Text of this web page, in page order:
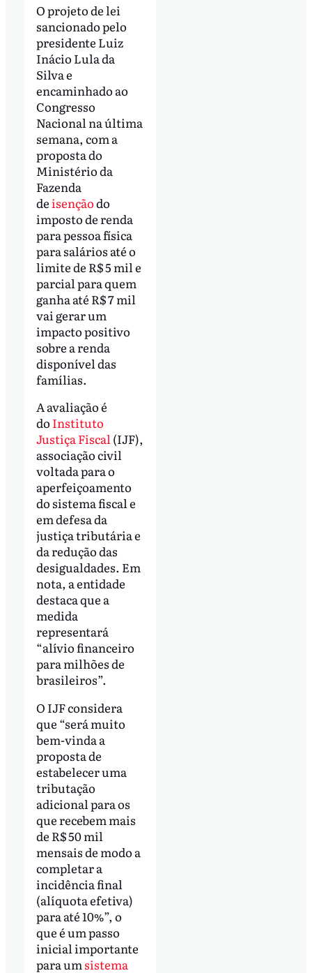
O projeto de lei
sancionado pelo
presidente Luiz
Inácio Lula da
Silva e
encaminhado ao
Congresso
Nacional na última
semana, com a
proposta do
Ministério da
Fazenda
de isençãodo
imposto de renda
para pessoa física
para salários até o
limite de R$ 5 mil e
parcial para quem
ganha até R$ 7 mil
vai gerar um
impacto positivo
sobre a renda
disponível das
famílias.
A avaliação é
do Instituto
Justiça Fiscal(IJF),
associação civil
voltada para o
aperfeiçoamento
do sistema fiscal e
em defesa da
justiça tributária e
da redução das
desigualdades. Em
nota, a entidade
destaca que a
medida
representará
“alívio financeiro
para milhões de
brasileiros”.
O IJF considera
que “será muito
bem-vinda a
proposta de
estabelecer uma
tributação
adicional para os
que recebem mais
de R$ 50 mil
mensais de modo a
completar a
incidência final
(alíquota efetiva)
para até 10%”, o
que é um passo
inicial importante
para umsistema